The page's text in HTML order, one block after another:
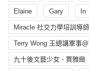
Elaine Gary In
Miracle 社交力學培訓導師
Terry Wong 王總講軍事
九十後文藝少女 - 賈雅緻